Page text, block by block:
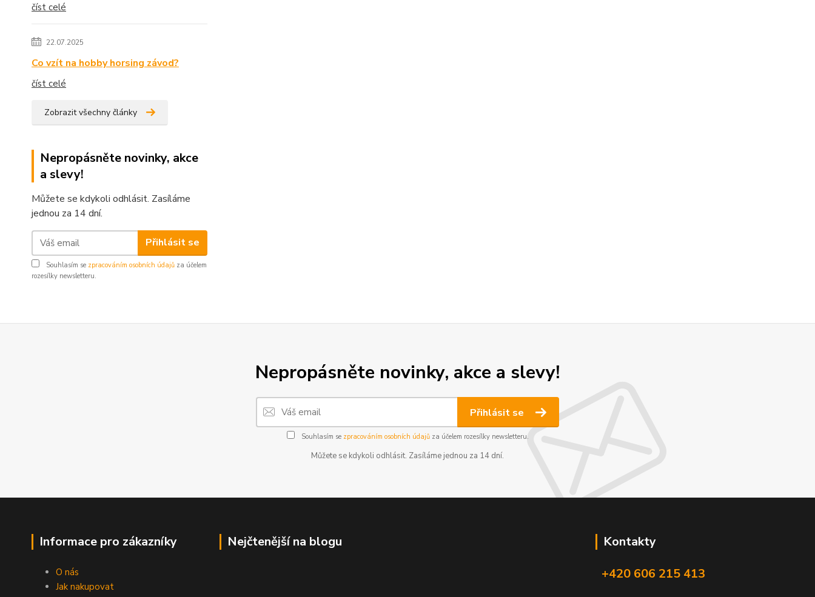
číst celé
22.07.2025
Co vzít na hobby horsing závod?
číst celé
Zobrazit všechny články
Nepropásněte novinky, akce
a slevy!
Můžete se kdykoli odhlásit. Zasíláme
jednou za 14 dní.
Přihlásit se
Souhlasím se zpracováním osobních údajů za účelem
rozesílky newsletteru.
Nepropásněte novinky, akce a slevy!
Přihlásit se
Souhlasím se zpracováním osobních údajůza účelem rozesílky newsletteru.
Můžete se kdykoli odhlásit. Zasíláme jednou za 14 dní.
Informace pro zákazníky
O nás
Jak nakupovat
Nejčtenější na blogu
Kontakty
+420 606 215 413